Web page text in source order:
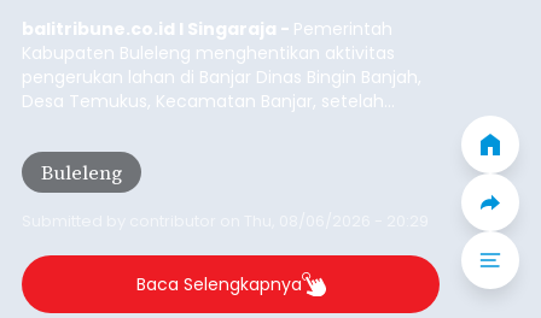
balitribune.co.id I Singaraja - Pemerintah
Kabupaten Buleleng menghentikan aktivitas
pengerukan lahan di Banjar Dinas Bingin Banjah,
Desa Temukus, Kecamatan Banjar, setelah
material yang tidak sesuai dengan peruntukan
kawasan.
Buleleng
Baca Selengkapnya